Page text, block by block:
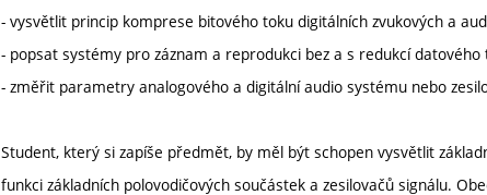
- vysvětlit princip komprese bitového toku digitálních zvukových a
- popsat systémy pro záznam a reprodukci bez a s redukcí datového
- změřit parametry analogového a digitální audio systému nebo
Student, který si zapíše předmět, by měl být schopen vysvětlit
funkci základních polovodičových součástek a zesilovačů signálu.